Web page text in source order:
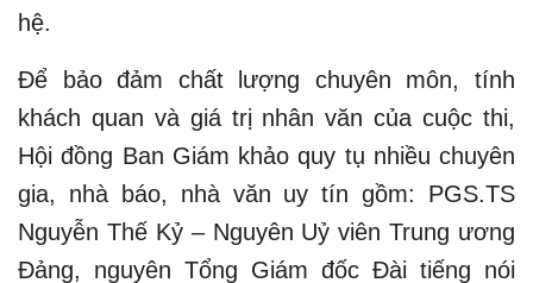
hệ.
Để bảo đảm chất lượng chuyên môn, tính
khách quan và giá trị nhân văn của cuộc thi,
Hội đồng Ban Giám khảo quy tụ nhiều chuyên
gia, nhà báo, nhà văn uy tín gồm: PGS.TS
Nguyễn Thế Kỷ – Nguyên Uỷ viên Trung ương
Đảng, nguyên Tổng Giám đốc Đài tiếng nói